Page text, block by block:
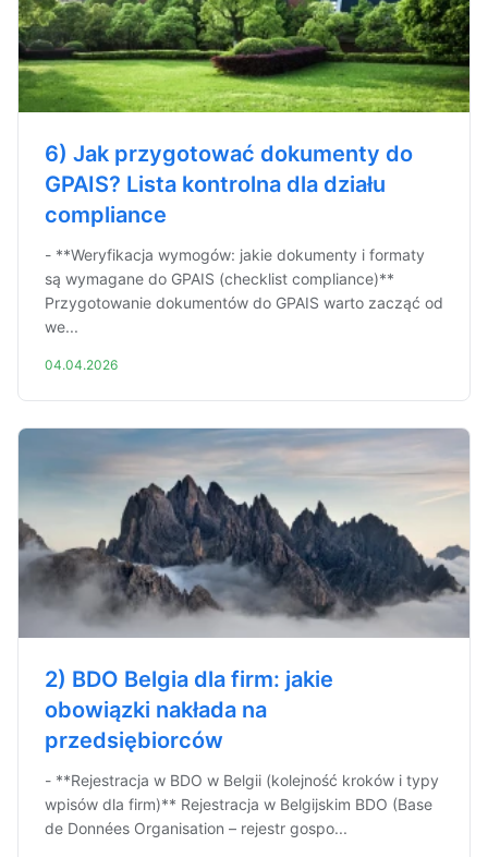
6) Jak przygotować dokumenty do
GPAIS? Lista kontrolna dla działu
compliance
- **Weryfikacja wymogów: jakie dokumenty i formaty
są wymagane do GPAIS (checklist compliance)**
Przygotowanie dokumentów do GPAIS warto zacząć od
we...
04.04.2026
2) BDO Belgia dla firm: jakie
obowiązki nakłada na
przedsiębiorców
- **Rejestracja w BDO w Belgii (kolejność kroków i typy
wpisów dla firm)** Rejestracja w Belgijskim BDO (Base
de Données Organisation – rejestr gospo...